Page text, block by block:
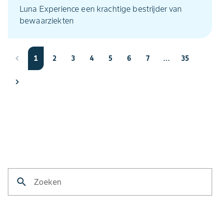
Luna Experience een krachtige bestrijder van
bewaarziekten
1 2 3 4 5 6 7 … 35
search Zoeken